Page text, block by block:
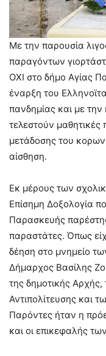
Με την παρουσία
παραγόντων
ΟΧΙ στο δήμο Αγίας
έναρξη του
πανδημίας και με
τελεστούν
μετάδοσης του
αίσθηση.
Εκ μέρους των
Επίσημη Δοξολογία
Παρασκευής
παραστάτες. Όπως
δέηση στο μνημείο
Δήμαρχος Βασίλης
της δημοτικής
Αντιπολίτευσης και
Παρόντες ήταν η
και οι επικεφαλής